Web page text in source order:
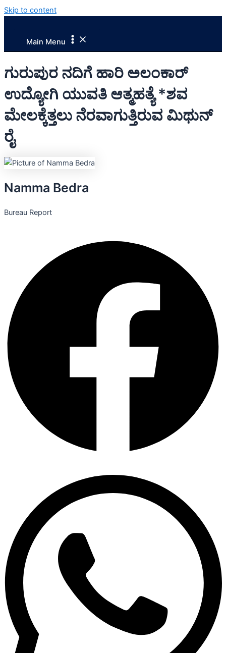
Skip to content
Main Menu
ಗುರುಪುರ ನದಿಗೆ ಹಾರಿ ಅಲಂಕಾರ್
ಉದ್ಯೋಗಿ ಯುವತಿ ಆತ್ಮಹತ್ಯೆ *ಶವ
ಮೇಲಕ್ಕೆತ್ತಲು ನೆರವಾಗುತ್ತಿರುವ ಮಿಥುನ್
ರೈ
Namma Bedra
Bureau Report